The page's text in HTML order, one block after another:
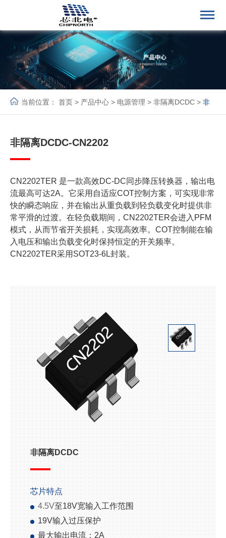
当前位置： 首页 > 产品中心 > 电源管理 > 非隔离DCDC > 非
非隔离DCDC-CN2202
CN2202TER 是一款高效DC-DC同步降压转换器，输出电
流最高可达2A。它采用自适应COT控制方案，可实现非常
快的瞬态响应，并在输出从重负载到轻负载变化时提供非
常平滑的过渡。在轻负载期间，CN2202TER会进入PFM
模式，从而节省开关损耗，实现高效率。COT控制能在输
入电压和输出负载变化时保持恒定的开关频率。
CN2202TER采用SOT23-6L封装。
非隔离DCDC
芯片特点
4.5V至18V宽输入工作范围
19V输入过压保护
最大输出电流： 2A